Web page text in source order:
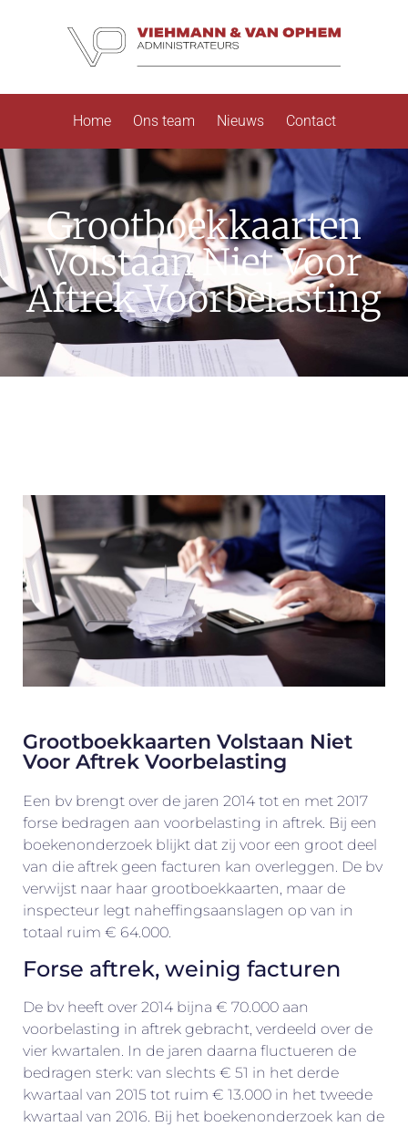
Home Ons team Nieuws Contact
Grootboekkaarten
Volstaan Niet Voor
Aftrek Voorbelasting
Grootboekkaarten Volstaan Niet
Voor Aftrek Voorbelasting
Een bv brengt over de jaren 2014 tot en met 2017
forse bedragen aan voorbelasting in aftrek. Bij een
boekenonderzoek blijkt dat zij voor een groot deel
van die aftrek geen facturen kan overleggen. De bv
verwijst naar haar grootboekkaarten, maar de
inspecteur legt naheffingsaanslagen op van in
totaal ruim € 64.000.
Forse aftrek, weinig facturen
De bv heeft over 2014 bijna € 70.000 aan
voorbelasting in aftrek gebracht, verdeeld over de
vier kwartalen. In de jaren daarna fluctueren de
bedragen sterk: van slechts € 51 in het derde
kwartaal van 2015 tot ruim € 13.000 in het tweede
kwartaal van 2016. Bij het boekenonderzoek kan de